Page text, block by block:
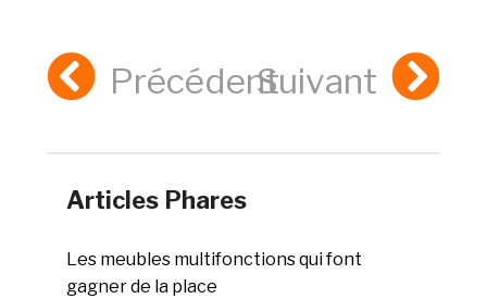
PrécédentSuivant
Articles Phares
Les meubles multifonctions qui font
gagner de la place